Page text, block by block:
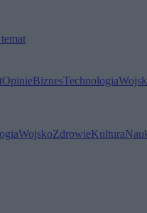
OpinieBiznesTechnologia
WojskoZdrowieKultura